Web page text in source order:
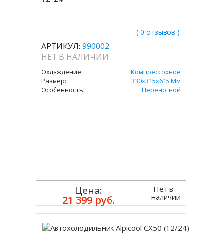
( 0 отзывов )
АРТИКУЛ: 990002
НЕТ В НАЛИЧИИ
Охлаждение:
Компрессорное
Размер:
330х315х615 Мм
Особенность:
Переносной
Цена:
21 399 руб.
Нет в
наличии